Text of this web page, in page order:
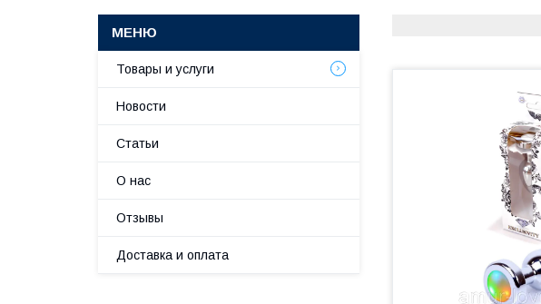
Товары и услуги
Новости
Статьи
О нас
Отзывы
Доставка и оплата